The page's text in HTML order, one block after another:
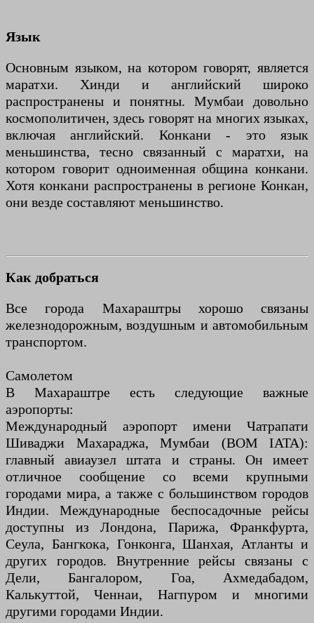
Язык
Основным языком, на котором говорят, является
маратхи. Хинди и английский широко
распространены и понятны. Мумбаи довольно
космополитичен, здесь говорят на многих языках,
включая английский. Конкани - это язык
меньшинства, тесно связанный с маратхи, на
котором говорит одноименная община конкани.
Хотя конкани распространены в регионе Конкан,
они везде составляют меньшинство.
Как добраться
Все города Махараштры хорошо связаны
железнодорожным, воздушным и автомобильным
транспортом.
Самолетом
В Махараштре есть следующие важные
аэропорты:
Международный аэропорт имени Чатрапати
Шиваджи Махараджа, Мумбаи (BOM IATA):
главный авиаузел штата и страны. Он имеет
отличное сообщение со всеми крупными
городами мира, а также с большинством городов
Индии. Международные беспосадочные рейсы
доступны из Лондона, Парижа, Франкфурта,
Сеула, Бангкока, Гонконга, Шанхая, Атланты и
других городов. Внутренние рейсы связаны с
Дели, Бангалором, Гоа, Ахмедабадом,
Калькуттой, Ченнаи, Нагпуром и многими
другими городами Индии.